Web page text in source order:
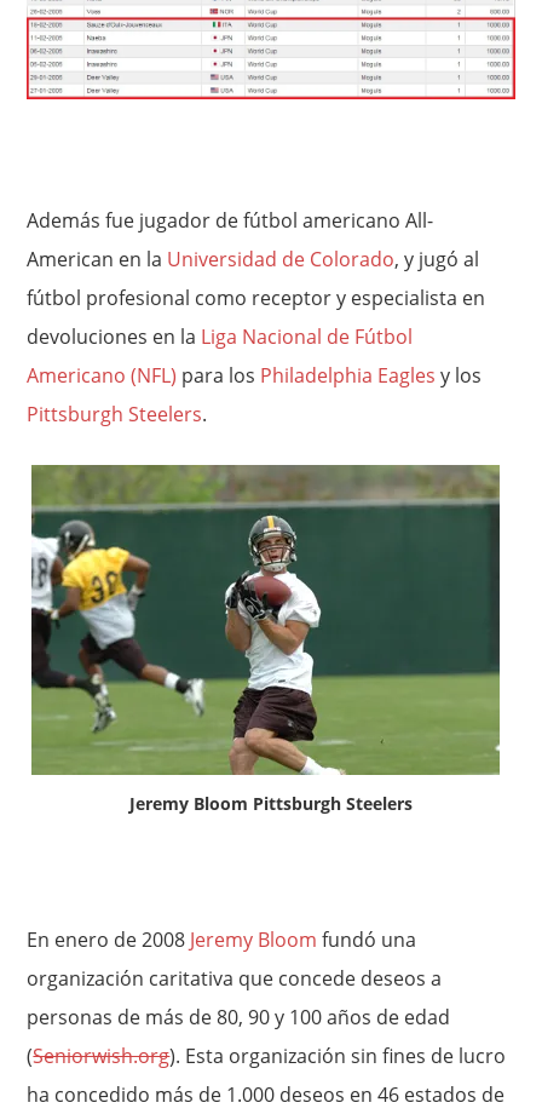
Además fue jugador de fútbol americano All-
American en la Universidad de Colorado, y jugó al
fútbol profesional como receptor y especialista en
devoluciones en la Liga Nacional de Fútbol
Americano (NFL) para los Philadelphia Eagles y los
Pittsburgh Steelers.
Jeremy Bloom Pittsburgh Steelers
En enero de 2008 Jeremy Bloom fundó una
organización caritativa que concede deseos a
personas de más de 80, 90 y 100 años de edad
(Seniorwish.org). Esta organización sin fines de lucro
ha concedido más de 1.000 deseos en 46 estados de